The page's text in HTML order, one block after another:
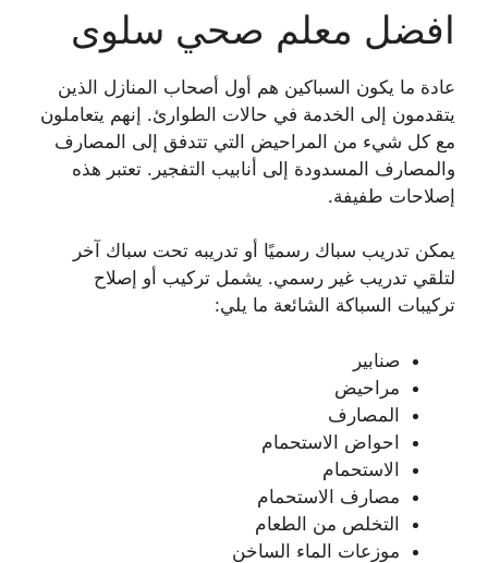
افضل معلم صحي سلوى
عادة ما يكون السباكين هم أول أصحاب المنازل الذين
يتقدمون إلى الخدمة في حالات الطوارئ. إنهم يتعاملون
مع كل شيء من المراحيض التي تتدفق إلى المصارف
والمصارف المسدودة إلى أنابيب التفجير. تعتبر هذه
إصلاحات طفيفة.
يمكن تدريب سباك رسميًا أو تدريبه تحت سباك آخر
لتلقي تدريب غير رسمي. يشمل تركيب أو إصلاح
تركيبات السباكة الشائعة ما يلي:
صنابير
مراحيض
المصارف
احواض الاستحمام
الاستحمام
مصارف الاستحمام
التخلص من الطعام
موزعات الماء الساخن